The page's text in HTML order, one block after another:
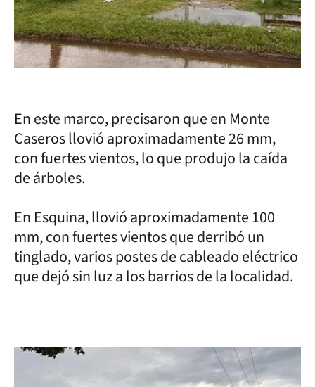
En este marco, precisaron que en Monte
Caseros llovió aproximadamente 26 mm,
con fuertes vientos, lo que produjo la caída
de árboles.
En Esquina, llovió aproximadamente 100
mm, con fuertes vientos que derribó un
tinglado, varios postes de cableado eléctrico
que dejó sin luz a los barrios de la localidad.